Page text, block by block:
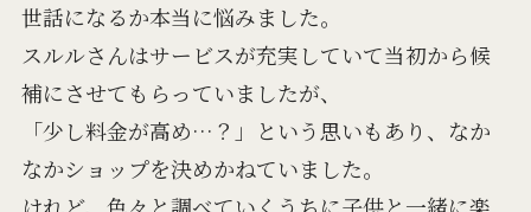
世話になるか本当に悩みました。
スルルさんはサービスが充実していて当初から候
補にさせてもらっていましたが、
「少し料金が高め…？」という思いもあり、なか
なかショップを決めかねていました。